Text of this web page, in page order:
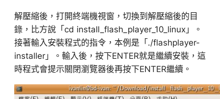
解壓縮後，打開終端機視窗，切換到解壓縮後的目
錄，比方說「cd install_flash_player_10_linux」。
接著輸入安裝程式的指令，本例是「./flashplayer-
installer」。輸入後，按下ENTER就是繼續安裝，這
時程式會提示關閉瀏覽器後再按下ENTER繼續。